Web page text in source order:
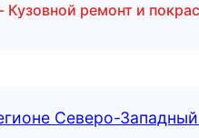
ремонт и
Северо-